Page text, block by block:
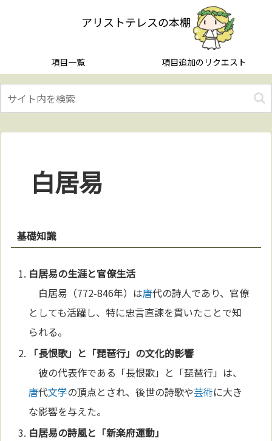
アリストテレスの本棚
項目一覧 項目追加のリクエスト
白居易
基礎知識
白居易の生涯と官僚生活
白居易（772-846年）は唐代の詩人であり、官僚
としても活躍し、特に忠言直諫を貫いたことで知
られる。
「長恨歌」と「琵琶行」の文化的影響
彼の代表作である「長恨歌」と「琵琶行」は、
唐代文学の頂点とされ、後世の詩歌や芸術に大き
な影響を与えた。
白居易の詩風と「新楽府運動」